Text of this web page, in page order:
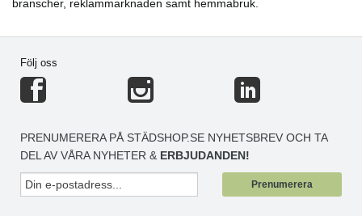
branscher, reklammarknaden samt hemmabruk.
Följ oss
PRENUMERERA PÅ STÄDSHOP.SE NYHETSBREV OCH TA
DEL AV VÅRA NYHETER & ERBJUDANDEN!
Prenumerera